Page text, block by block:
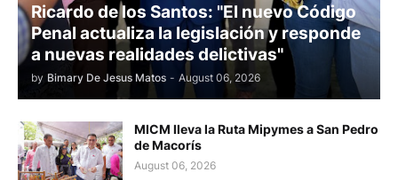
Ricardo de los Santos: "El nuevo Código
Penal actualiza la legislación y responde
a nuevas realidades delictivas"
by Bimary De Jesus Matos - August 06, 2026
MICM lleva la Ruta Mipymes a San Pedro
de Macorís
August 06, 2026